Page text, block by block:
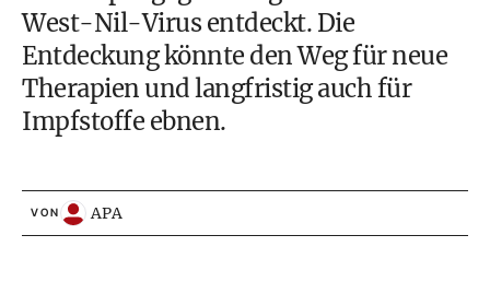
West-Nil-Virus entdeckt. Die
Entdeckung könnte den Weg für neue
Therapien und langfristig auch für
Impfstoffe ebnen.
VON APA